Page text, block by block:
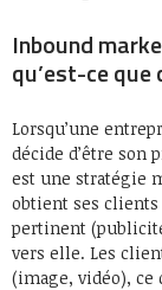
Inbound
qu’est-ce que
Lorsqu’une
décide d’être son
est une stratégie
obtient ses
pertinent
vers elle. Les
(image, vidéo), ce